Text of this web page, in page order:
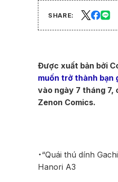
SHARE:
Được xuất bản bởi
muốn trở thành
vào ngày 7 tháng 7,
Zenon Comics.
・“Quái thú dính
Hanori A3